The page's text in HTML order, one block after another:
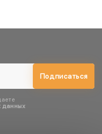
Подписаться
данных